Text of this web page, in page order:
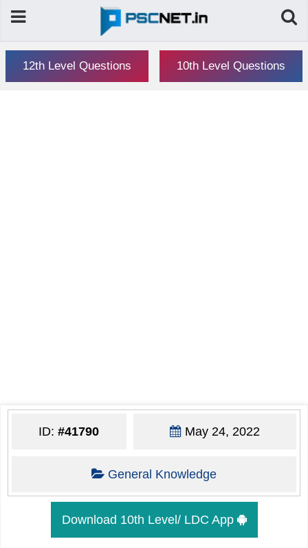
12th Level Questions 10th Level Questions
ID:#41790 May 24, 2022
General Knowledge
Download 10th Level/ LDC App